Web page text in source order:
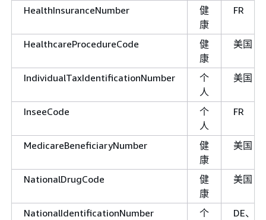
HealthInsuranceNumber
健
康
FR
HealthcareProcedureCode
健
康
美国
IndividualTaxIdentificationNumber
个
人
美国
InseeCode
个
人
FR
MedicareBeneficiaryNumber
健
康
美国
NationalDrugCode
健
康
美国
NationalIdentificationNumber
个
DE、